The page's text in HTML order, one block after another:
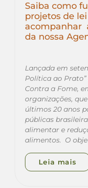
Saiba como
projetos de
acompanhar
da nossa
Lançada em
Política ao
Contra a Fome,
organizações,
últimos 20 anos
públicas
alimentar e
alimentos. O
Leia mais